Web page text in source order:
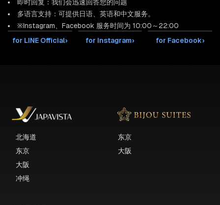
即时回复：我们会迅速回答您的问题
多语言支持：可提供日语、英语和中文服务。
※Instagram、Facebook 服务时间为 10:00～22:00
for LINE Official› for Instagram› for Facebook›
北海道
东京
大阪
冲绳
东京
大阪